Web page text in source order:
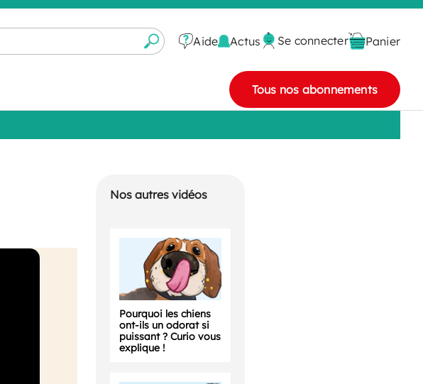
Aide Actus Se connecter Panier
Tous nos abonnements
Nos autres vidéos
Pourquoi les chiens
ont-ils un odorat si
puissant ? Curio vous
explique !